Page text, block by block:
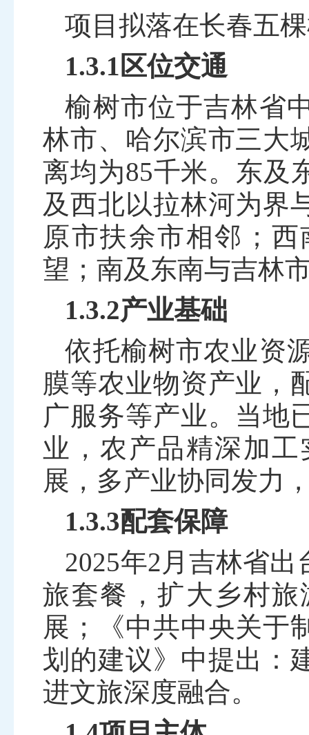
项目拟落在长春五
1.3.1区位交通
榆树市位于吉林省
林市、哈尔滨市三大
离均为85千米。东及
及西北以拉林河为界
原市扶余市相邻；
望；南及东南与吉林
1.3.2产业基础
依托榆树市农业资
膜等农业物资产业，
广服务等产业。当地
业，农产品精深加
展，多产业协同发力
1.3.3配套保障
2025年2 月吉林省
旅套餐，扩大乡村
展；《中共中央关于
划的建议》中提出：
进文旅深度融合。